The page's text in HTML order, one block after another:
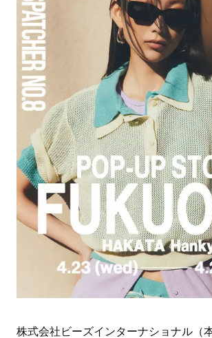
株式会社ビーズインターナショナル（